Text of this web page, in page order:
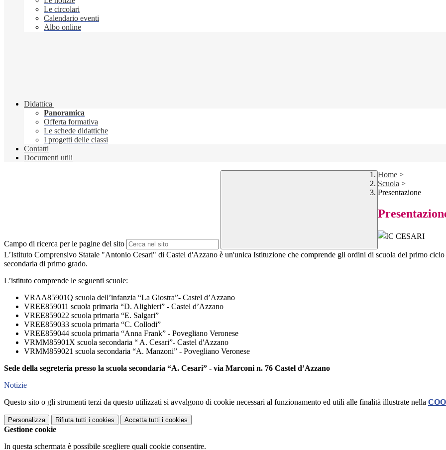
Le circolari
Calendario eventi
Albo online
Didattica
Panoramica
Offerta formativa
Le schede didattiche
I progetti delle classi
Contatti
Documenti utili
Campo di ricerca per le pagine del sito
Home >
Scuola >
Presentazione
L’Istituto Comprensivo Statale "Antonio Cesari" di Castel d'Azzano è un'unica Istituzione che comprende gli ordini di scuola del primo
secondaria di primo grado.
L’istituto comprende le seguenti scuole:
VRAA85901Q scuola dell’infanzia “La Giostra”- Castel d’Azzano
VREE859011 scuola primaria “D. Alighieri” - Castel d’Azzano
VREE859022 scuola primaria “E. Salgari”
VREE859033 scuola primaria “C. Collodi”
VREE859044 scuola primaria “Anna Frank” - Povegliano Veronese
VRMM85901X scuola secondaria “ A. Cesari”- Castel d'Azzano
VRMM859021 scuola secondaria “A. Manzoni” - Povegliano Veronese
Sede della segreteria presso la scuola secondaria “A. Cesari” - via Marconi n. 76 Castel d’Azzano
Notizie
Questo sito o gli strumenti terzi da questo utilizzati si avvalgono di cookie necessari al funzionamento ed utili alle finalità illustrate nella
Personalizza Rifiuta tutti i cookies Accetta tutti i cookies
Gestione cookie
In questa schermata è possibile scegliere quali cookie consentire.